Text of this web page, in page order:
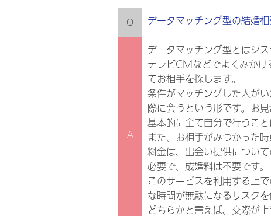
Q データマッチング型の結婚
A
データマッチング型とはシ
テレビCMなどでよくみかけ
てお相手を探します。
条件がマッチングした人が
際に会うという形です。お
基本的に全て自分で行うこと
また、お相手がみつかった
料金は、出会い提供につい
必要で、成婚料は不要です。
このサービスを利用する上
な時間が無駄になるリスクを
どちらかと言えば、交際が